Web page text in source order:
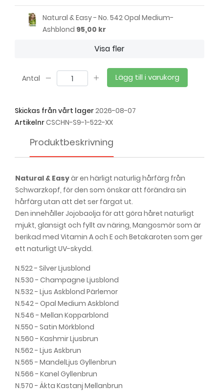
Natural & Easy - No. 542 Opal Medium-
Ashblond 95,00 kr
Natural & Easy - No. 550 Satin Darkblond
Natural & Easy - No. 555 Dark Honey Blond
Natural & Easy - No. 560 Cashmere
Lightbrown 95,00 kr
Natural & Easy - No. 563 Nude Light Brown
Natural & Easy - No. 564 Natural Light Brown
95,00 kr
Natural & Easy - No. 565 Dark Berry Golden
Brown 95,00 kr
Natural & Easy - No. 566 Matt Ash Brown
95,00 kr
Natural & Easy - No. 570 Sweet Chestnut
Medium Brown95,00 kr
Natural & Easy - No. 573 Dark Ash Brown
95,00 kr
Natural & Easy - No. 576 Chestnut
Visa fler
Antal Lägg till i varukorg
Skickas från vårt lager2026-08-07
ArtikelnrCSCHN-S9-1-522-XX
Produktbeskrivning
Natural & Easyär en härligt naturlig hårfärg från
Schwarzkopf, för den som önskar att förändra sin
hårfärg utan att det ser färgat ut.
Den innehåller Jojobaolja för att göra håret naturligt
mjukt, glansigt och fyllt av näring, Mangosmör som är
berikad med Vitamin A och E och Betakaroten som ger
ett naturligt UV-skydd.
N.522 - Silver Ljusblond
N.530 - Champagne Ljusblond
N.532 - Ljus Askblond Pärlemor
N.542 - Opal Medium Askblond
N.546 - Mellan Kopparblond
N.550 - Satin Mörkblond
N.560 - Kashmir Ljusbrun
N.562 - Ljus Askbrun
N.565 - MandelLjus Gyllenbrun
N.566 - Kanel Gyllenbrun
N.570 - Äkta Kastanj Mellanbrun